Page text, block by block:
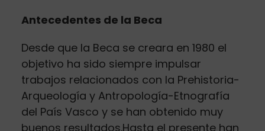
Antecedentes de la Beca
Desde que la Beca se creara en 1980 el
objetivo ha sido siempre impulsar
trabajos relacionados con la Prehistoria-
Arqueología y Antropología-Etnografía
del País Vasco y se han obtenido muy
buenos resultados.Hasta el presente han